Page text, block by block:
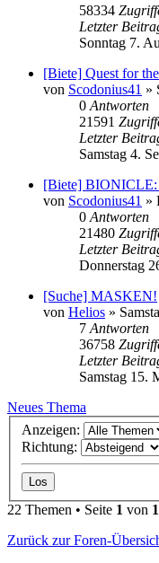
58334
Letzter
Sonntag 7.
[Biete] Quest for
von Scodonius41 »
0 Antworten
21591
Letzter
Samstag 4.
[Biete] BIONICLE:
von Scodonius41 »
0 Antworten
21480
Letzter
Donnerstag
[Suche] MASKEN!
von Helios »
7 Antworten
36758
Letzter
Samstag 15.
Neues Thema
Anzeigen:
Richtung:
22 Themen • Seite 1 von 1
Zurück zur Foren-